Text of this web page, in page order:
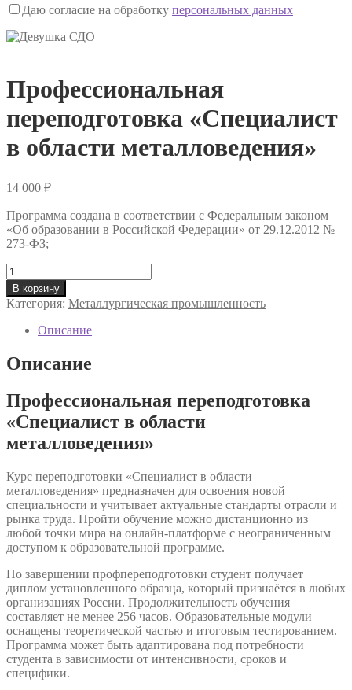
Даю согласие на обработку персональных данных
Профессиональная
переподготовка «Специалист
в области металловедения»
14 000 ₽
Программа создана в соответствии с Федеральным законом
«Об образовании в Российской Федерации» от 29.12.2012 №
273-ФЗ;
Количество
товара
Профессиональная
переподготовка
«Специалист
области
металловедения»
В корзину
Категория: Металлургическая промышленность
Описание
Описание
Профессиональная переподготовка
«Специалист в области
металловедения»
Курс переподготовки «Специалист в области
металловедения» предназначен для освоения новой
специальности и учитывает актуальные стандарты отрасли и
рынка труда. Пройти обучение можно дистанционно из
любой точки мира на онлайн-платформе с неограниченным
доступом к образовательной программе.
По завершении профпереподготовки студент получает
диплом установленного образца, который признаётся в любых
организациях России. Продолжительность обучения
составляет не менее 256 часов. Образовательные модули
оснащены теоретической частью и итоговым тестированием.
Программа может быть адаптирована под потребности
студента в зависимости от интенсивности, сроков и
специфики.